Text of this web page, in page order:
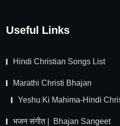
Useful Links
Hindi Christian Songs List
Marathi Christi Bhajan
Yeshu Ki Mahima-Hindi
भजन संगीत | Bhajan Sangeet